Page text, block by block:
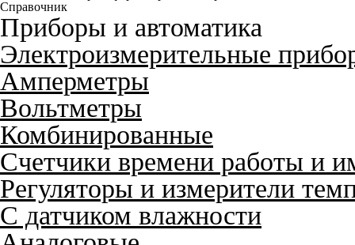
Справочник
Приборы и автоматика
Электроизмерительные
Амперметры
Вольтметры
Комбинированные
Счетчики времени работы и
Регуляторы и измерители
С датчиком влажности